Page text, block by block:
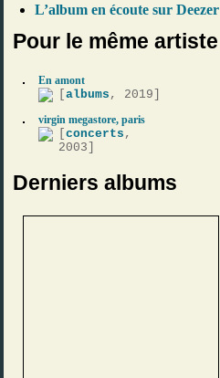
L’album en écoute sur Deezer
Pour le même artiste
En amont
[albums , 2019]
virgin megastore, paris
[concerts ,
2003]
Derniers albums